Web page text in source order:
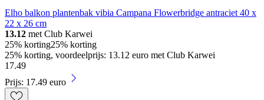
Elho balkon plantenbak vibia Campana Flowerbridge antraciet 40 x
22 x 26 cm
13.12 met Club Karwei
25% korting25% korting
25% korting, voordeelprijs: 13.12 euro met Club Karwei
17.49
Prijs: 17.49 euro